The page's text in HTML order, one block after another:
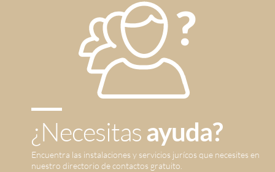
¿Necesitasayuda?
Encuentra las instalaciones y servicios jurícos que necesites en
nuestro directorio de contactos gratuito.